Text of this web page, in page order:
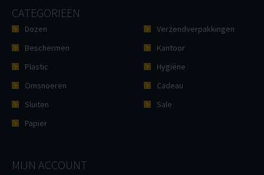
CATEGORIEËN
Dozen
Beschermen
Plastic
Omsnoeren
Sluiten
Papier
Verzendverpakkingen
Kantoor
Hygiëne
Cadeau
Sale
MIJN ACCOUNT